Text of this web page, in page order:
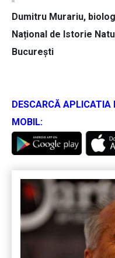
Dumitru Murariu,
Național de Istorie
București
DESCARCĂ
MOBIL: